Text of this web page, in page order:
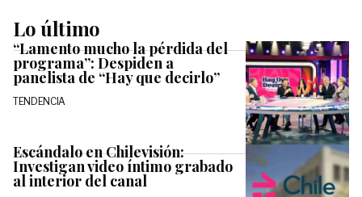
Lo último
“Lamento mucho la pérdida del
programa”: Despiden a
panelista de “Hay que decirlo”
TENDENCIA
Escándalo en Chilevisión:
Investigan video íntimo grabado
al interior del canal